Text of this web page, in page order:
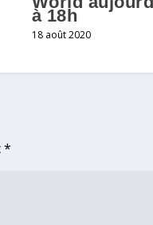
à 18h
18 août 2020
*